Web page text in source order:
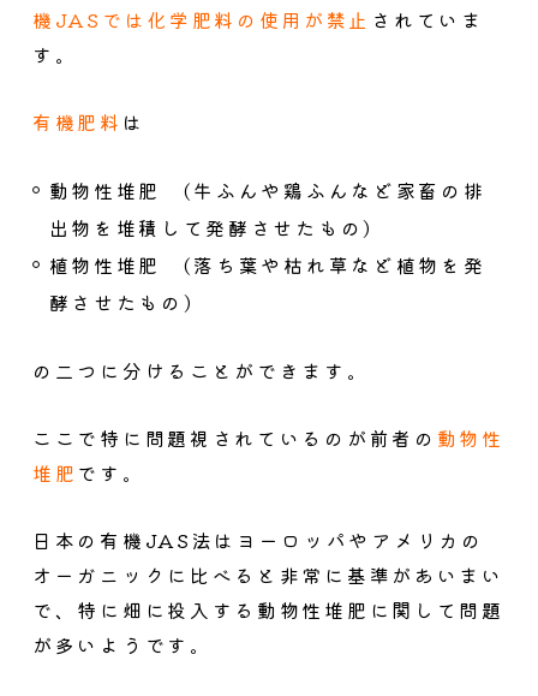
機JASでは化学肥料の使用が禁止 されていま
す。
有機肥料 は
動物性堆肥 (牛ふんや鶏ふんなど家畜の排
出物を堆積して発酵させたもの)
植物性堆肥 (落ち葉や枯れ草など植物を発
酵させたもの)
の二つに分けることができます。
ここで特に問題視されているのが前者の 動物性
堆肥 です。
日本の有機JAS法はヨーロッパやアメリカの
オーガニックに比べると非常に基準があいまい
で、特に畑に投入する動物性堆肥に関して問題
が多いようです。